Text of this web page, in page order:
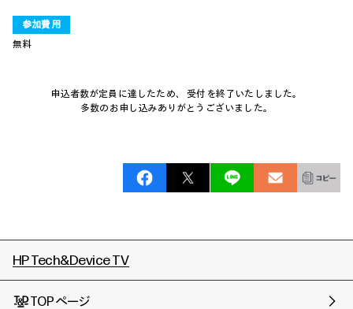
参加費用
無料
申込者数が定員に達したため、 受付を終了いたしました。
多数のお申し込みありがとうございました。
HP Tech&Device TV
TOPページ